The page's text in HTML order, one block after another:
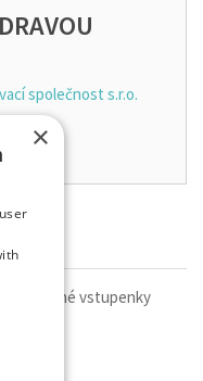
společnost s.r.o.
žádné vstupenky
×